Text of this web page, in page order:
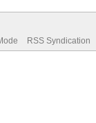
RSS Syndication